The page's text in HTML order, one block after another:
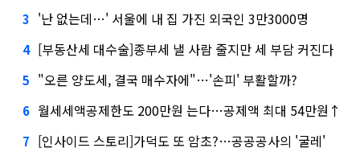
3 '난 없는데…' 서울에 내 집 가진 외국인 3만3000명
4 [부동산세 대수술]종부세 낼 사람 줄지만 세 부담 커진다
5 "오른 양도세, 결국 매수자에"…'손피' 부활할까?
6 월세세액공제한도 200만원 는다…공제액 최대 54만원↑
7 [인사이드 스토리]가덕도 또 암초?…공공공사의 '굴레'